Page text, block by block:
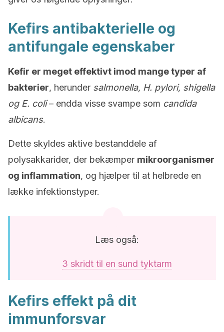
Kefirs antibakterielle og
antifungale egenskaber
Kefir er meget effektivt imod mange typer af
bakterier, herunder salmonella, H. pylori, shigella
og E. coli– endda visse svampe som candida
albicans.
Dette skyldes aktive bestanddele af
polysakkarider, der bekæmper mikroorganismer
og inflammation, og hjælper til at helbrede en
lække infektionstyper.
Læs også:
3 skridt til en sund tyktarm
Kefirs effekt på dit
immunforsvar